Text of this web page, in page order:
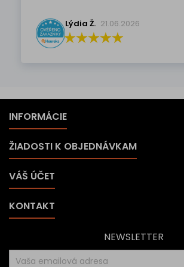
Lýdia Ž. 21.06.2026
INFORMÁCIE
ŽIADOSTI K OBJEDNÁVKAM
VÁŠ ÚČET
KONTAKT
NEWSLETTER